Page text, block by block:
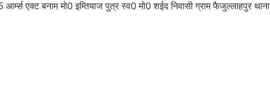
एक्ट बनाम मो0 इम्तियाज पुत्र स्व0 मो0 शईद निवासी ग्राम फैजुल्लाहपुर थाना